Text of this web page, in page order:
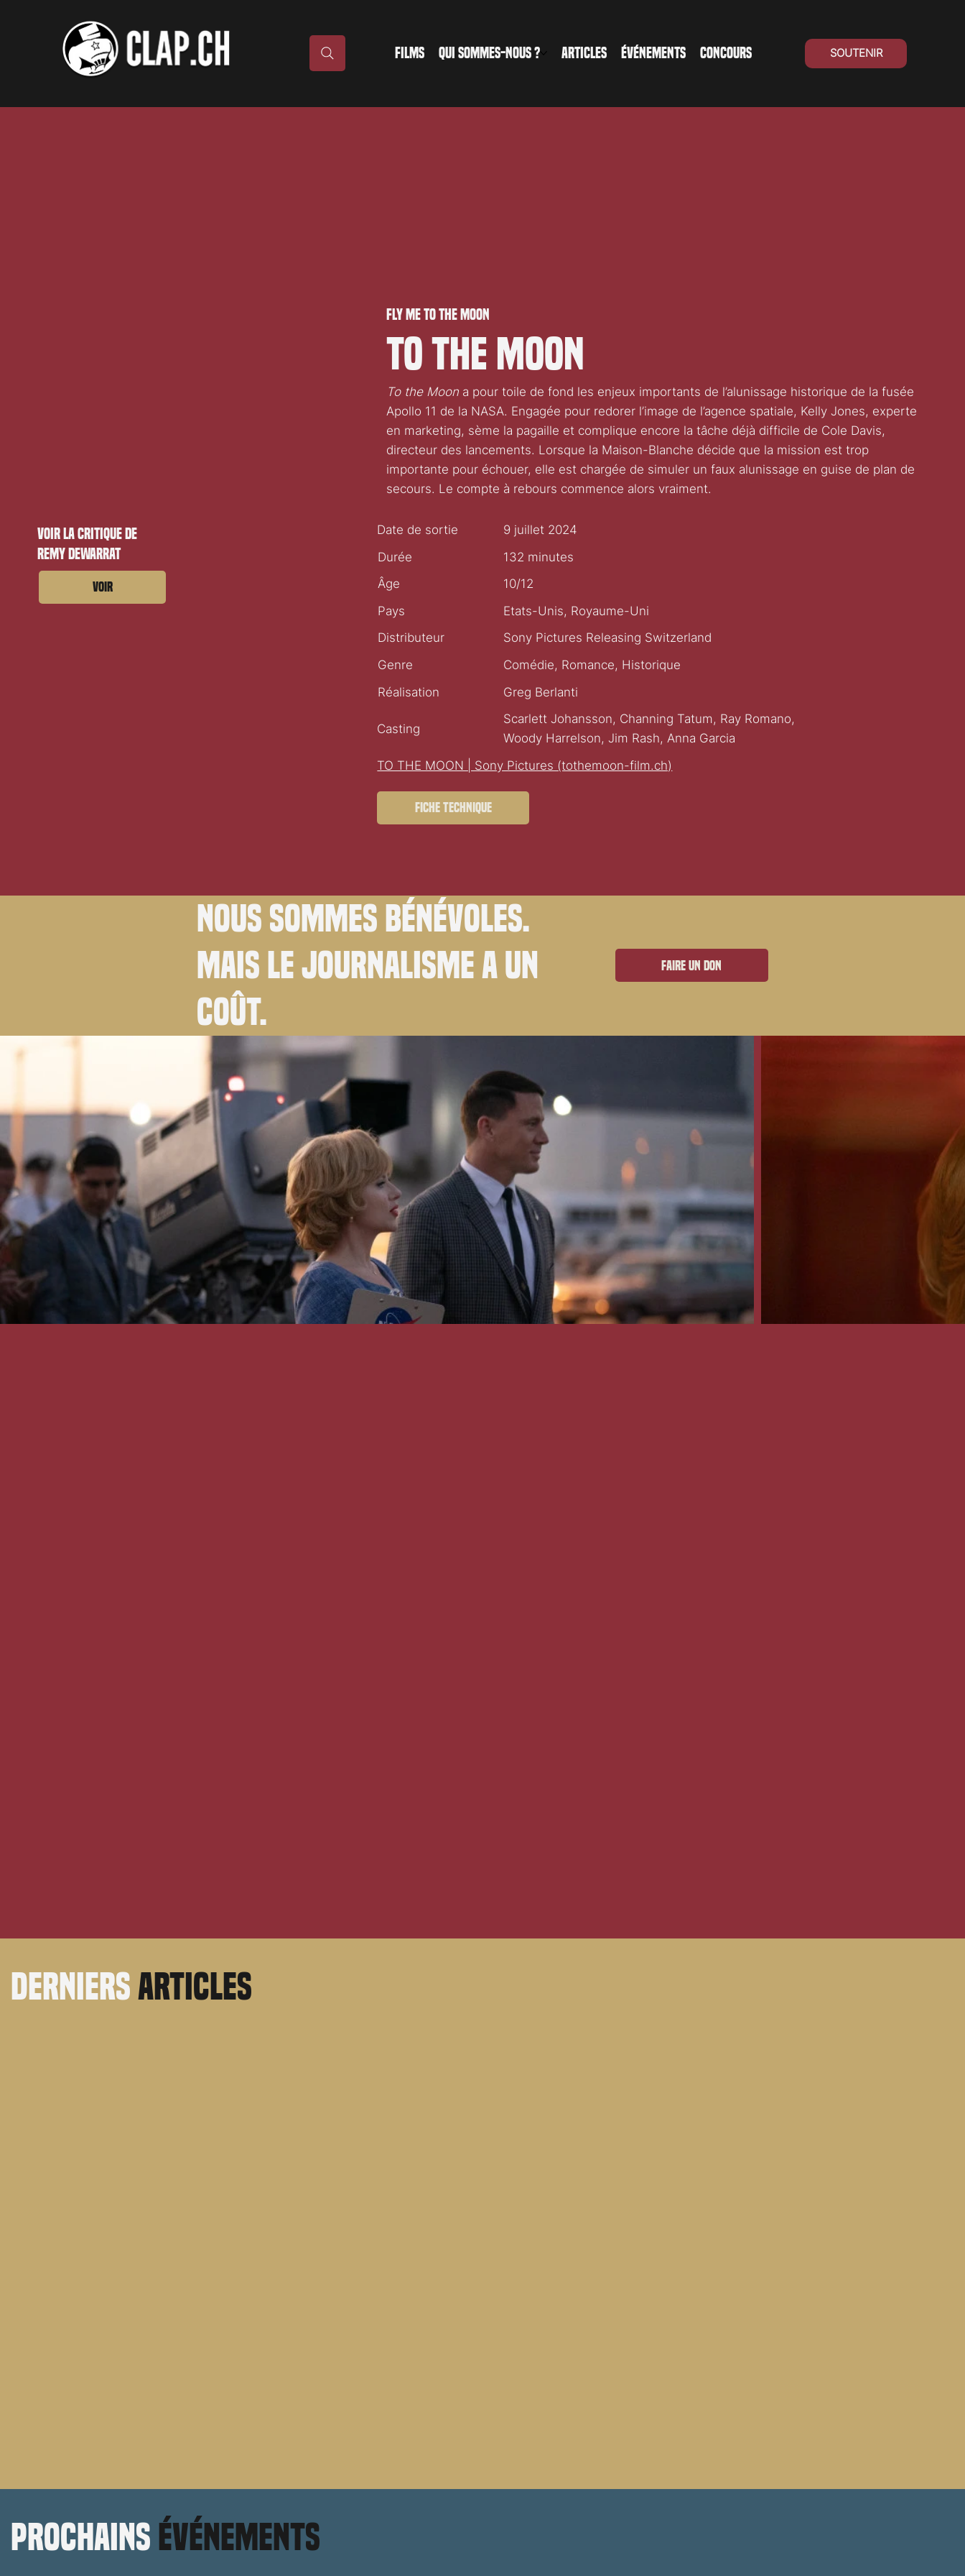
FILMS QUI SOMMES-NOUS ? ARTICLES ÉVÉNEMENTS CONCOURS SOUTENIR
Voir la critique de
Remy Dewarrat
Voir
Fly Me to the Moon
To the Moon
To the Moon a pour toile de fond les enjeux importants de l’alunissage historique de la fusée
Apollo 11 de la NASA. Engagée pour redorer l’image de l’agence spatiale, Kelly Jones, experte
en marketing, sème la pagaille et complique encore la tâche déjà difficile de Cole Davis,
directeur des lancements. Lorsque la Maison-Blanche décide que la mission est trop
importante pour échouer, elle est chargée de simuler un faux alunissage en guise de plan de
secours. Le compte à rebours commence alors vraiment.
Date de sortie
9 juillet 2024
Durée
132 minutes
Âge
10/12
Pays
Etats-Unis, Royaume-Uni
Distributeur
Sony Pictures Releasing Switzerland
Genre
Comédie, Romance, Historique
Réalisation
Greg Berlanti
Casting
Scarlett Johansson, Channing Tatum, Ray Romano,
Woody Harrelson, Jim Rash, Anna Garcia
TO THE MOON | Sony Pictures (tothemoon-film.ch)
Fiche technique
Nous sommes bénévoles.
Mais le journalisme a un
coût.
Faire un don
derniersarticles
prochains événements